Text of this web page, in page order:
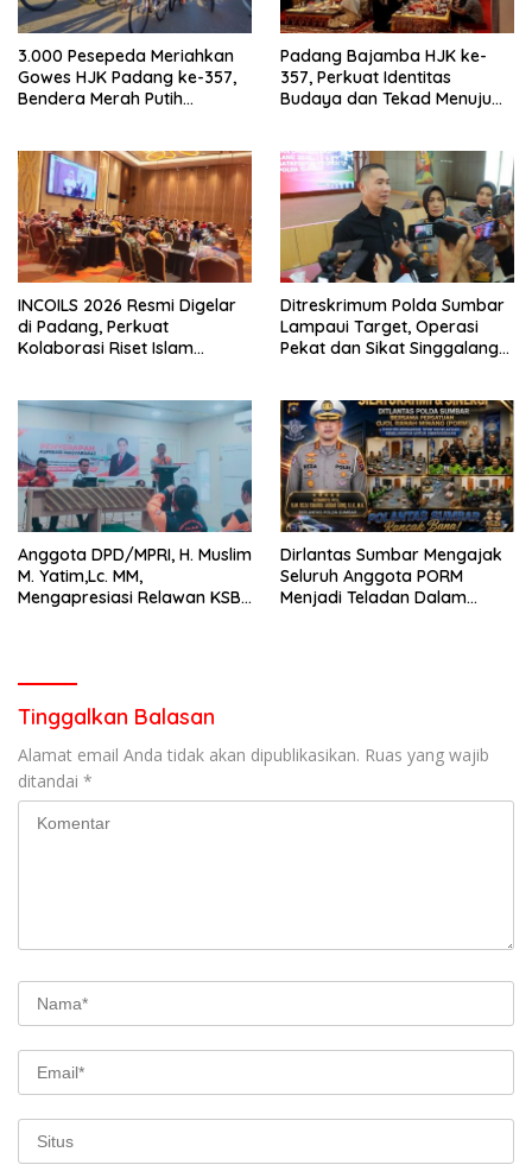
3.000 Pesepeda Meriahkan
Gowes HJK Padang ke-357,
Bendera Merah Putih
Padang Bajamba HJK ke-
357, Perkuat Identitas
Budaya dan Tekad Menuju
INCOILS 2026 Resmi Digelar
di Padang, Perkuat
Kolaborasi Riset Islam
Ditreskrimum Polda Sumbar
Lampaui Target, Operasi
Pekat dan Sikat Singgalang
Anggota DPD/MPRI, H. Muslim
M. Yatim,Lc. MM,
Mengapresiasi Relawan KSB
Dirlantas Sumbar Mengajak
Seluruh Anggota PORM
Menjadi Teladan Dalam
Tinggalkan Balasan
Alamat email Anda tidak akan dipublikasikan. Ruas yang wajib
ditandai *